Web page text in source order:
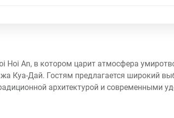
Hoi An, в котором царит атмосфера
Куа-Дай. Гостям предлагается широкий
архитектурой и современными